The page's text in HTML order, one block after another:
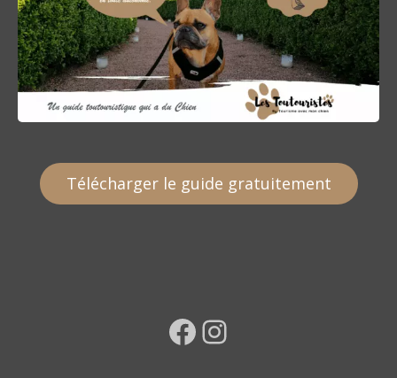
Télécharger le guide gratuitement
Facebook Instagram